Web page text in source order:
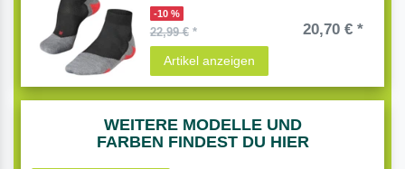
-10 %
22,99 €* 20,70 € *
Artikel anzeigen
WEITERE MODELLE UND
FARBEN FINDEST DU HIER